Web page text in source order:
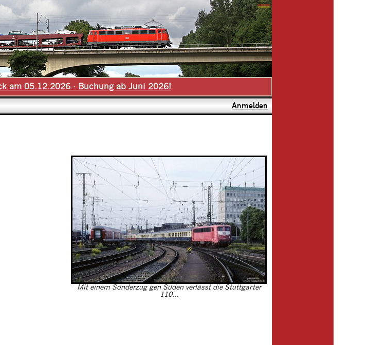
am 05.12.2026 - Buchung ab Juni 2026!
Anmelden
Mit einem Sonderzug gen Süden verlässt die Stuttgarter
110...